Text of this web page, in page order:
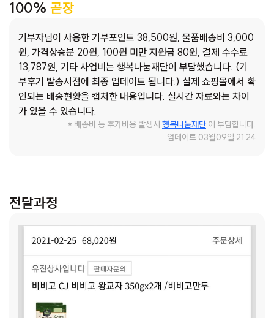
먹은 아이들은 “선생님 더 먹고 싶어요.”라고 말하지만 충분히
음껏 먹게 할 수 없습니다. 게다가 간식이 없는 날에는 “선생님
왜 오늘은 간식이 없어요?”라는 질문을 셀 수도 없이 듣습니다.
성장기인 아이들에게 식사가 아닌 ‘간식’은 별거 아닌 것처럼
보여도 무엇을 얼마나 먹느냐에 따라 성장에 많은 영향을 끼칩
니다. 코로나19로 바깥활동이 줄어든 아이들은 햇빛을 받는 시
간도 줄어들어 비타민D가 부족합니다. 부족한 비타민D와 성장
에 필수적인 영양분 합성을 위해서 여러 가지 식품들로 보충해
아니라 나눔과 배려를 배우게 합니다. 맛있는 음식을 나눠 먹는
것의 기쁨을 알고, 남을 생각하는 배려심을 키울 수 있습니다.
추운 겨울, 친구들이 있고 따뜻한 센터에서 아이들이 굶주리는
일이 없었으면 좋겠습니다. 장기화된 코로나19로 지친 아이들
이 되기를 기대합니다.
100% 곧장
기부자님이 사용한 기부포인트 38,500원, 물품배송비 3,000
원, 가격상승분 20원, 100원 미만 지원금 80원, 결제 수수료
13,787원, 기타 사업비는 행복나눔재단이 부담했습니다. (기
부후기 발송시점에 최종 업데이트 됩니다.) 실제 쇼핑몰에서 확
인되는 배송현황을 캡처한 내용입니다. 실시간 자료와는 차이
가 있을 수 있습니다.
* 배송비 등 추가비용 발생시 행복나눔재단 이 부담합니다.
업데이트 03월09일 21:24
전달과정